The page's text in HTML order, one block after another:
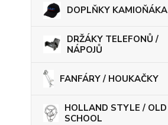
DOPLŇKY KAMIOŇÁKA
DRŽÁKY TELEFONŮ /
NÁPOJŮ
FANFÁRY / HOUKAČKY
HOLLAND STYLE / OLD
SCHOOL